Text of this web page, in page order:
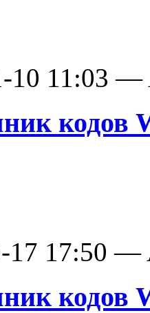
10 11:03 —
кодов
17 17:50 —
кодов